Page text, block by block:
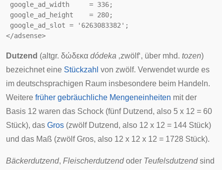
google_ad_width     = 336;
google_ad_height    = 280;
google_ad_slot = '6263083382';
Dutzend (altgr. δώδεκα dódeka ‚zwölf‘, über mhd. tozen)
bezeichnet eine Stückzahl von zwölf. Verwendet wurde es
im deutschsprachigen Raum insbesondere beim Handeln.
Weitere früher gebräuchliche Mengeneinheiten mit der
Basis 12 waren das Schock (fünf Dutzend, also 5 x 12 = 60
Stück), das Gros (zwölf Dutzend, also 12 x 12 = 144 Stück)
und das Maß (zwölf Gros, also 12 x 12 x 12 = 1728 Stück).
Bäckerdutzend, Fleischerdutzendoder Teufelsdutzendsind